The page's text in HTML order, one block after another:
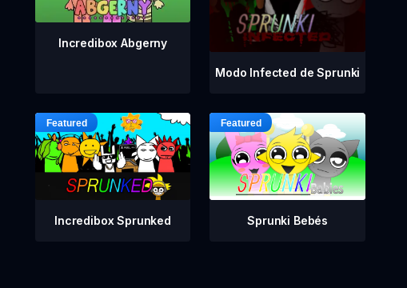
Incredibox Abgerny
Modo Infected de Sprunki
Incredibox Sprunked Sprunki Bebés